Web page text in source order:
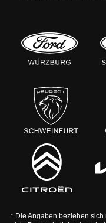
* Die Angaben beziehen